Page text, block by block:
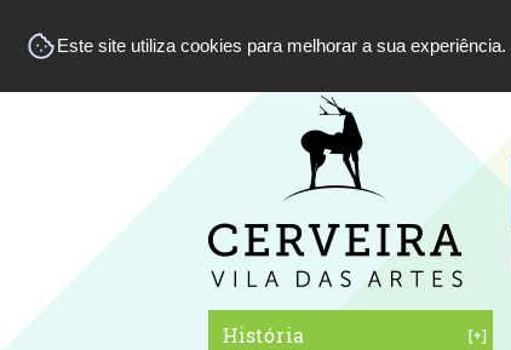
Este site utiliza cookies para melhorar a sua experiência.
História